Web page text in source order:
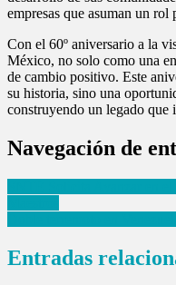
empresas que asuman un
Con el 60º aniversario a la
México, no solo como una
de cambio positivo. Este
su historia, sino una
construyendo un legado que
Navegación de
Entradas